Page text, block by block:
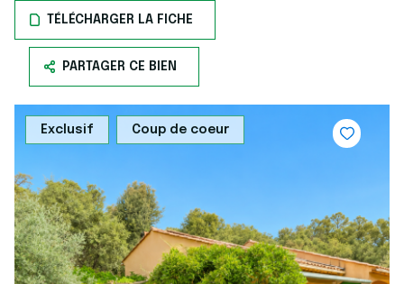
TÉLÉCHARGER LA FICHE
PARTAGER CE BIEN
Exclusif Coup de coeur